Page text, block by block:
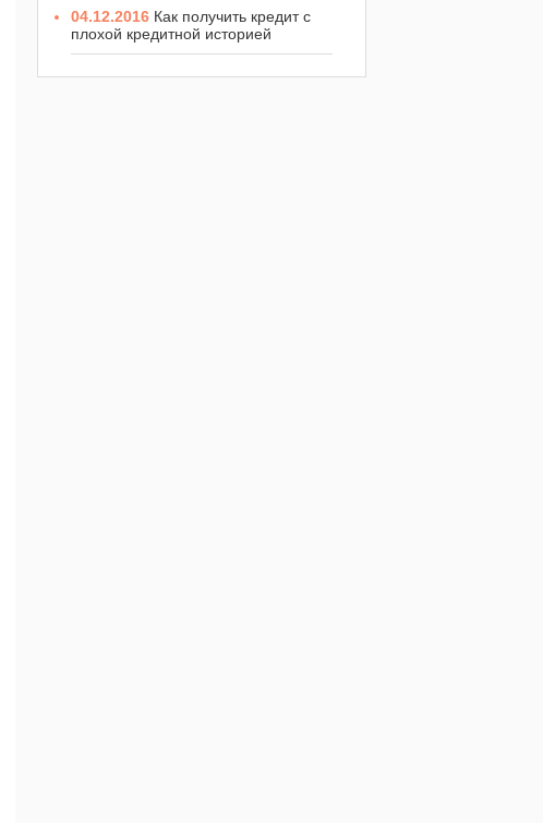
04.12.2016 Как получить кредит с
плохой кредитной историей